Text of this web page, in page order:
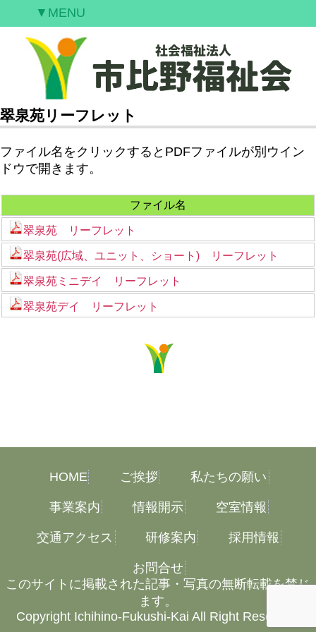
▼MENU
私たちの願い
事業案内
研修案内
お問合せ
翠泉苑リーフレット
ファイル名をクリックするとPDFファイルが別ウイン
ドウで開きます。
ファイル名
翠泉苑 リーフレット
翠泉苑(広域、ユニット、ショート) リーフレット
翠泉苑ミニデイ リーフレット
翠泉苑デイ リーフレット
HOME ご挨拶 私たちの願い
事業案内 情報開示 空室情報
交通アクセス 研修案内 採用情報
お問合せ
このサイトに掲載された記事・写真の無断転載を禁じ
ます。
Copyright Ichihino-Fukushi-Kai All Right Reserved.